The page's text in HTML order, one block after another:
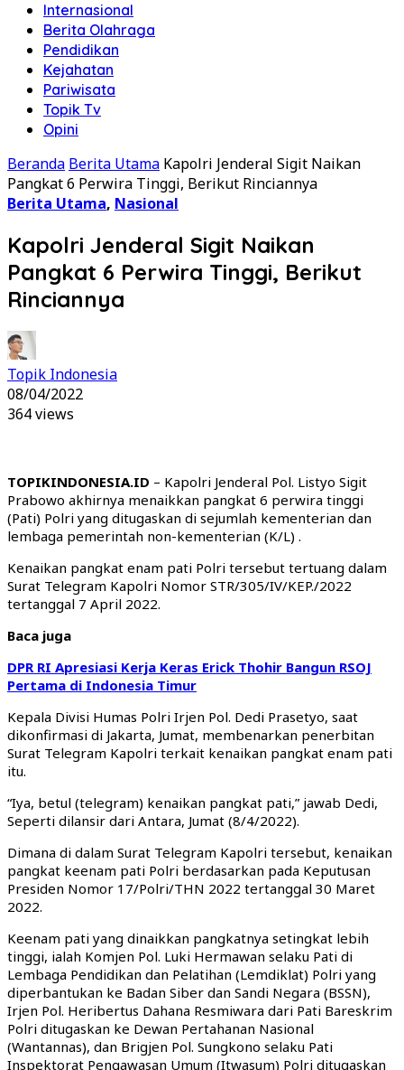
Internasional
Berita Olahraga
Pendidikan
Kejahatan
Pariwisata
Topik Tv
Opini
Beranda Berita Utama Kapolri Jenderal Sigit Naikan
Pangkat 6 Perwira Tinggi, Berikut Rinciannya
Berita Utama, Nasional
Kapolri Jenderal Sigit Naikan
Pangkat 6 Perwira Tinggi, Berikut
Rinciannya
Topik Indonesia
08/04/2022
364 views
TOPIKINDONESIA.ID – Kapolri Jenderal Pol. Listyo Sigit
Prabowo akhirnya menaikkan pangkat 6 perwira tinggi
(Pati) Polri yang ditugaskan di sejumlah kementerian dan
lembaga pemerintah non-kementerian (K/L) .
Kenaikan pangkat enam pati Polri tersebut tertuang dalam
Surat Telegram Kapolri Nomor STR/305/IV/KEP./2022
tertanggal 7 April 2022.
Baca juga
DPR RI Apresiasi Kerja Keras Erick Thohir Bangun RSOJ
Pertama di Indonesia Timur
Kepala Divisi Humas Polri Irjen Pol. Dedi Prasetyo, saat
dikonfirmasi di Jakarta, Jumat, membenarkan penerbitan
Surat Telegram Kapolri terkait kenaikan pangkat enam pati
itu.
“Iya, betul (telegram) kenaikan pangkat pati,” jawab Dedi,
Seperti dilansir dari Antara, Jumat (8/4/2022).
Dimana di dalam Surat Telegram Kapolri tersebut, kenaikan
pangkat keenam pati Polri berdasarkan pada Keputusan
Presiden Nomor 17/Polri/THN 2022 tertanggal 30 Maret
2022.
Keenam pati yang dinaikkan pangkatnya setingkat lebih
tinggi, ialah Komjen Pol. Luki Hermawan selaku Pati di
Lembaga Pendidikan dan Pelatihan (Lemdiklat) Polri yang
diperbantukan ke Badan Siber dan Sandi Negara (BSSN),
Irjen Pol. Heribertus Dahana Resmiwara dari Pati Bareskrim
Polri ditugaskan ke Dewan Pertahanan Nasional
(Wantannas), dan Brigjen Pol. Sungkono selaku Pati
Inspektorat Pengawasan Umum (Itwasum) Polri ditugaskan